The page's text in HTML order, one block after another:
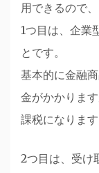
用できるので
1つ目は、企業
とです。
基本的に金融
金がかかりま
課税になります
2つ目は、受け